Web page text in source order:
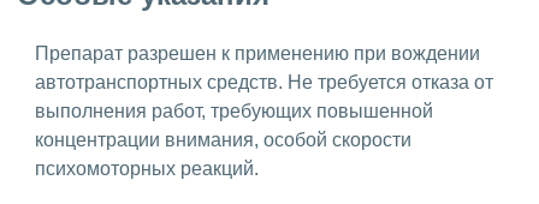
Препарат разрешен к применению при вождении
автотранспортных средств. Не требуется отказа от
выполнения работ, требующих повышенной
концентрации внимания, особой скорости
психомоторных реакций.